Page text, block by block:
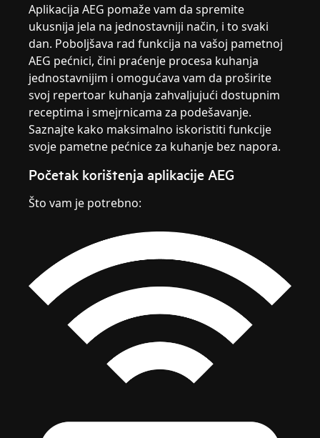
Aplikacija AEG pomaže vam da spremite
ukusnija jela na jednostavniji način, i to svaki
dan. Poboljšava rad funkcija na vašoj pametnoj
AEG pećnici, čini praćenje procesa kuhanja
jednostavnijim i omogućava vam da proširite
svoj repertoar kuhanja zahvaljujući dostupnim
receptima i smejrnicama za podešavanje.
Saznajte kako maksimalno iskoristiti funkcije
svoje pametne pećnice za kuhanje bez napora.
Početak korištenja aplikacije AEG
Što vam je potrebno: